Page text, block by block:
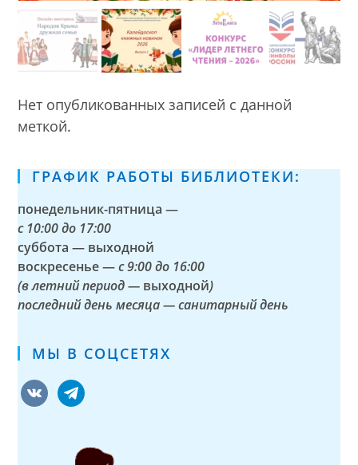
Нет опубликованных записей с данной
меткой.
ГРАФИК РАБОТЫ БИБЛИОТЕКИ:
понедельник-пятница —
с 10:00 до 17:00
суббота — выходной
воскресенье —с 9:00 до 16:00
(в летний период — выходной)
последний день месяца — санитарный день
МЫ В СОЦСЕТЯХ
vkontaktetelegram